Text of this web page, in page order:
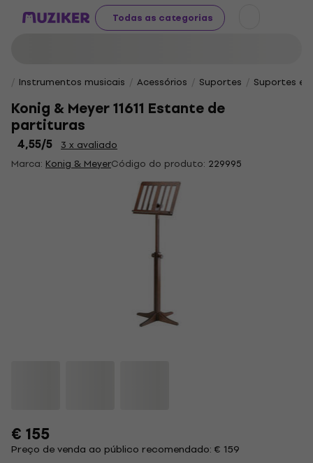
Todas as categorias
Instrumentos musicais Acessórios Suportes Suportes e
Konig & Meyer 11611 Estante de
partituras
4,55/5
3 x avaliado
Marca: Konig & MeyerCódigo do produto: 229995
€ 155
Preço de venda ao público recomendado: € 159